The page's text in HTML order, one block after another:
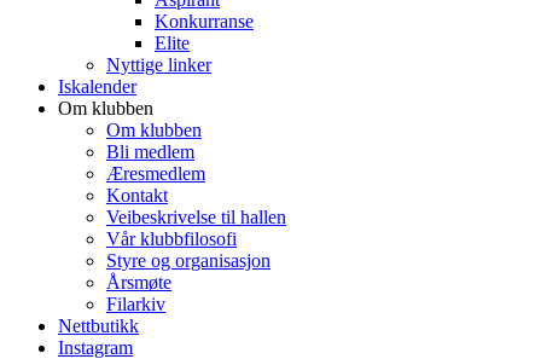
Konkurranse
Elite
Nyttige linker
Iskalender
Om klubben
Om klubben
Bli medlem
Æresmedlem
Kontakt
Veibeskrivelse til hallen
Vår klubbfilosofi
Styre og organisasjon
Årsmøte
Filarkiv
Nettbutikk
Instagram